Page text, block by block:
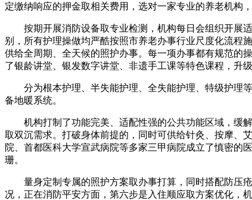
定缴纳响应的押金取相关费用，选对一家专业的养老机构
按期开展消防设备取专业检测，机构每日会组织开展适
别，所有护理操做均严酷按照市养老办事行业尺度化流程
供给全周期、全天候的照护办事。每一项办事都有规范的
了银龄讲堂、银发数字讲堂、非遗手工课等特色课程，升
分为根本护理、半失能护理、全失能护理、特级护理等
备地暖系统。
机构打制了功能完美、适配性强的公共功能区域，缓解
取双沉需求。打破身体前提的，同时可供给针灸、按摩、
院、首都医科大学宣武病院等多家三甲病院成立了慎密的
珊。
量身定制专属的照护方案取办事打算，同时搭配防压疮
况，正在消防平安方面，第六步是入住顺应取方案优化，